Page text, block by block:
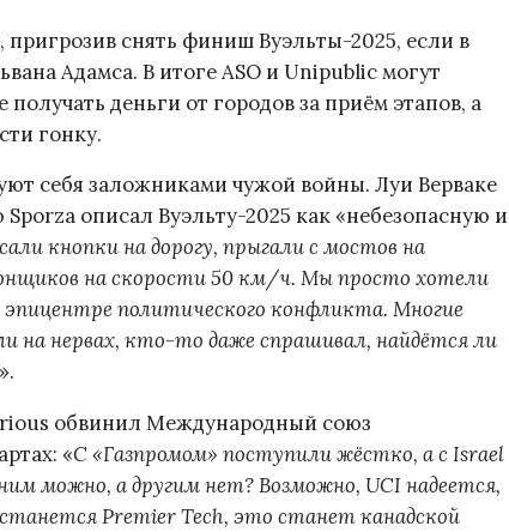
снять финиш Вуэльты-2025, если в
Адамса. В итоге ASO и Unipublic могут
деньги от городов за приём этапов, а
гонку.
себя заложниками чужой войны. Луи Верваке
описал Вуэльту-2025 как «небезопасную и
кнопки на дорогу, прыгали с мостов на
на скорости 50 км/ч. Мы просто хотели
эпицентре политического конфликта. Многие
на нервах, кто-то даже спрашивал, найдётся ли
».
обвинил Международный союз
«С «Газпромом» поступили жёстко, а с Israel
можно, а другим нет? Возможно, UCI надеется,
Premier Tech, это станет канадской